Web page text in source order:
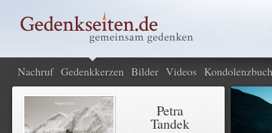
Nachruf Gedenkkerzen Bilder Videos Kondolenzbuch
Petra
Tandek